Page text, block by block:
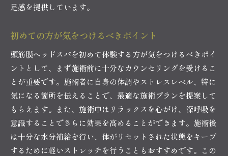
足感を提供しています。
初めての方が気をつけるべきポイント
頭筋膜ヘッドスパを初めて体験する方が気をつけるべきポイ
ントとして、まず施術前に十分なカウンセリングを受けるこ
とが重要です。施術者に自身の体調やストレスレベル、特に
気になる箇所を伝えることで、最適な施術プランを提案して
もらえます。また、施術中はリラックスを心がけ、深呼吸を
意識することでさらに効果を高めることができます。施術後
は十分な水分補給を行い、体がリセットされた状態をキープ
するために軽いストレッチを行うこともおすすめです。この